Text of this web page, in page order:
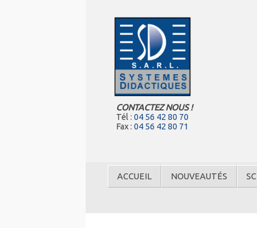
CONTACTEZ NOUS !
Tél : 04 56 42 80 70
Fax : 04 56 42 80 71
ACCUEIL NOUVEAUTÉS